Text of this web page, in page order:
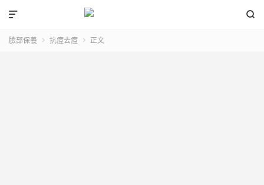


臉部保養  抗痘去痘  正文